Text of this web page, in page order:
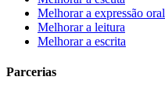
Melhorar a expressão oral
Melhorar a leitura
Melhorar a escrita
Parcerias